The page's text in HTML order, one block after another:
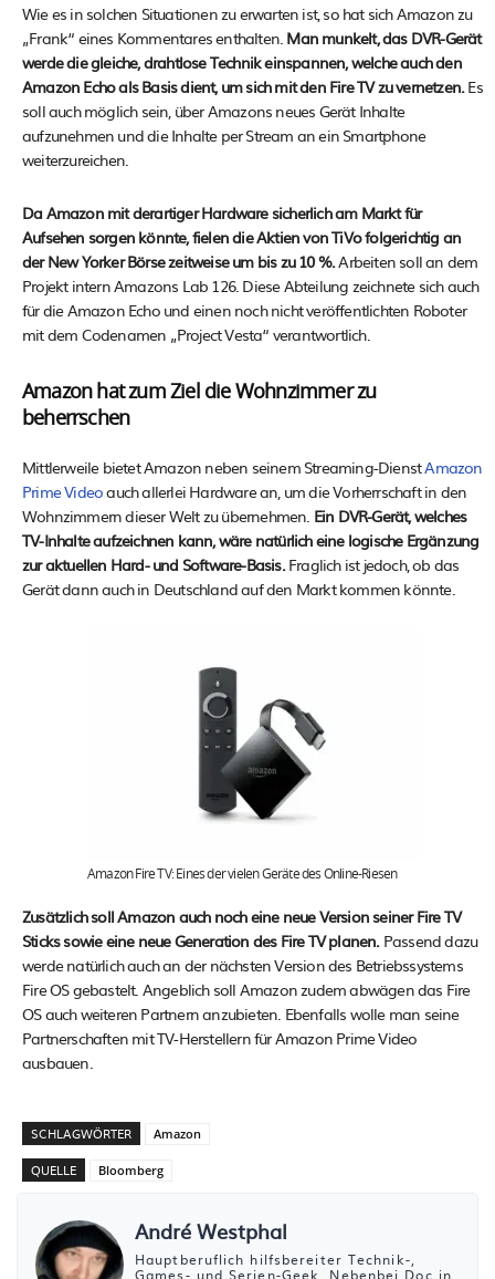
Wie es in solchen Situationen zu erwarten ist, so hat sich Amazon zu
„Frank“ eines Kommentares enthalten. Man munkelt, das DVR-Gerät
werde die gleiche, drahtlose Technik einspannen, welche auch den
Amazon Echo als Basis dient, um sich mit den Fire TV zu vernetzen.Es
soll auch möglich sein, über Amazons neues Gerät Inhalte
aufzunehmen und die Inhalte per Stream an ein Smartphone
weiterzureichen.
Da Amazon mit derartiger Hardware sicherlich am Markt für
Aufsehen sorgen könnte, fielen die Aktien von TiVo folgerichtig an
der New Yorker Börse zeitweise um bis zu 10 %.Arbeiten soll an dem
Projekt intern Amazons Lab 126. Diese Abteilung zeichnete sich auch
für die Amazon Echo und einen noch nicht veröffentlichten Roboter
mit dem Codenamen „Project Vesta“ verantwortlich.
Amazon hat zum Ziel die Wohnzimmer zu
beherrschen
Mittlerweile bietet Amazon neben seinem Streaming-DienstAmazon
Prime Videoauch allerlei Hardware an, um die Vorherrschaft in den
Wohnzimmern dieser Welt zu übernehmen. Ein DVR-Gerät, welches
TV-Inhalte aufzeichnen kann, wäre natürlich eine logische Ergänzung
zur aktuellen Hard- und Software-Basis.Fraglich ist jedoch, ob das
Gerät dann auch in Deutschland auf den Markt kommen könnte.
Amazon Fire TV: Eines der vielen Geräte des Online-Riesen
Zusätzlich soll Amazon auch noch eine neue Version seiner Fire TV
Sticks sowie eine neue Generation des Fire TV planen.Passend dazu
werde natürlich auch an der nächsten Version des Betriebssystems
Fire OS gebastelt. Angeblich soll Amazon zudem abwägen das Fire
OS auch weiteren Partnern anzubieten. Ebenfalls wolle man seine
Partnerschaften mit TV-Herstellern für Amazon Prime Video
ausbauen.
SCHLAGWÖRTER Amazon
QUELLE Bloomberg
André Westphal
Hauptberuflich hilfsbereiter Technik-,
Games- und Serien-Geek. Nebenbei Doc in